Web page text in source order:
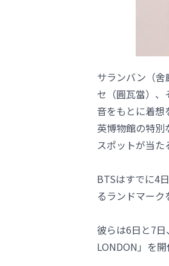
サランバン（
セ（圓瓦當）、
音をもとに着
英博物館の特
スポットが当た
BTSはすでに4
るランドマーク
彼らは6日と7日
LONDON」を開